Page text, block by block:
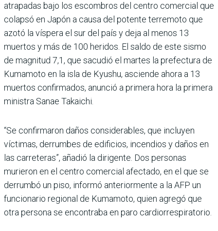
atrapadas bajo los escombros del centro comercial que
colapsó en Japón a causa del potente terremoto que
azotó la víspera el sur del país y deja al menos 13
muertos y más de 100 heridos. El saldo de este sismo
de magnitud 7,1, que sacudió el martes la prefectura de
Kumamoto en la isla de Kyushu, asciende ahora a 13
muertos confirmados, anunció a primera hora la primera
ministra Sanae Takaichi.
“Se confirmaron daños considerables, que incluyen
víctimas, derrumbes de edificios, incendios y daños en
las carreteras”, añadió la dirigente. Dos personas
murieron en el centro comercial afectado, en el que se
derrumbó un piso, informó anteriormente a la AFP un
funcionario regional de Kumamoto, quien agregó que
otra persona se encontraba en paro cardiorrespiratorio.